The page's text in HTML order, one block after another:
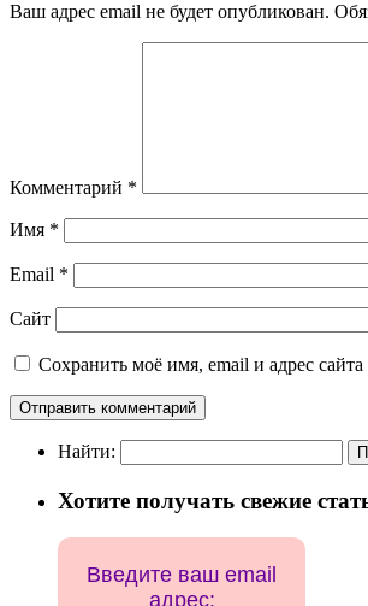
Ваш адрес email не будет опубликован.
Комментарий *
Имя *
Email *
Сайт
Сохранить моё имя, email и адрес
Найти:
Хотите получать свежие
Введите ваш email
адрес: